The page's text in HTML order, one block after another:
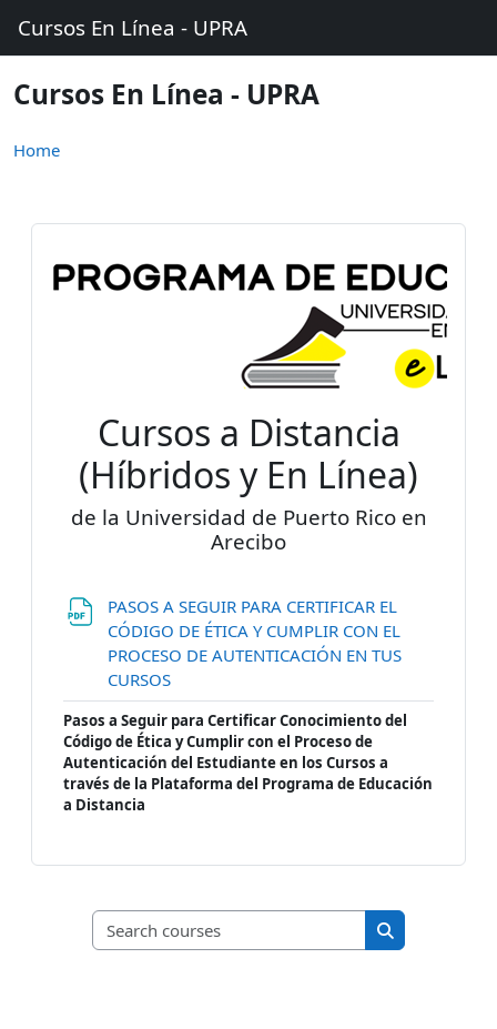
Cursos En Línea - UPRA
Cursos En Línea - UPRA
Home
Cursos a Distancia
(Híbridos y En Línea)
de la Universidad de Puerto Rico en
Arecibo
PASOS A SEGUIR PARA CERTIFICAR EL
CÓDIGO DE ÉTICA Y CUMPLIR CON EL
PROCESO DE AUTENTICACIÓN EN TUS
CURSOS
Pasos a Seguir para Certificar Conocimiento del
Código de Ética y Cumplir con el Proceso de
Autenticación del Estudiante en los Cursos a
través de la Plataforma del Programa de Educación
a Distancia
Search courses
Search courses